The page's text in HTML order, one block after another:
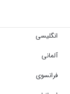
انگلیسی
آلمانی
فرانسوی